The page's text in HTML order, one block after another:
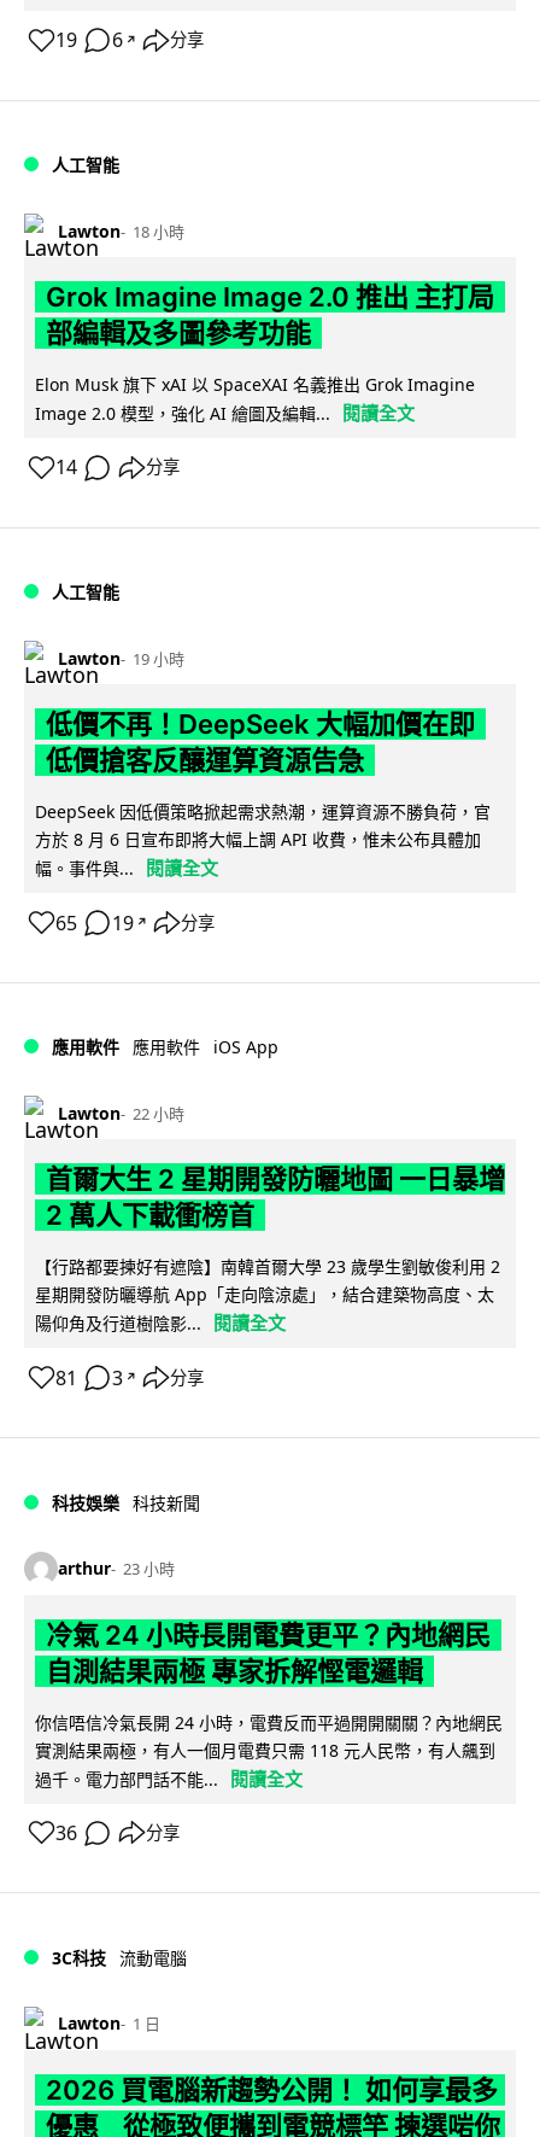
19 6 ↗ 分享
人工智能
Lawton 18 小時
Grok Imagine Image 2.0 推出 主打局
部編輯及多圖參考功能
Elon Musk 旗下 xAI 以 SpaceXAI 名義推出 Grok Imagine
Image 2.0 模型，強化 AI 繪圖及編輯...
閱讀全文
14 分享
人工智能
Lawton 19 小時
低價不再！DeepSeek 大幅加價在即
低價搶客反釀運算資源告急
DeepSeek 因低價策略掀起需求熱潮，運算資源不勝負荷，官
方於 8 月 6 日宣布即將大幅上調 API 收費，惟未公布具體加
幅。事件與...
閱讀全文
65 19 ↗ 分享
應用軟件 應用軟件 iOS App
Lawton 22 小時
首爾大生 2 星期開發防曬地圖 一日暴增
2 萬人下載衝榜首
【行路都要揀好有遮陰】南韓首爾大學 23 歲學生劉敏俊利用 2
星期開發防曬導航 App「走向陰涼處」，結合建築物高度、太
陽仰角及行道樹陰影...
閱讀全文
81 3 ↗ 分享
科技娛樂 科技新聞
arthur 23 小時
冷氣 24 小時長開電費更平？內地網民
自測結果兩極 專家拆解慳電邏輯
你信唔信冷氣長開 24 小時，電費反而平過開開關關？內地網民
實測結果兩極，有人一個月電費只需 118 元人民幣，有人飆到
過千。電力部門話不能...
閱讀全文
36 分享
3C科技 流動電腦
Lawton 1 日
2026 買電腦新趨勢公開！ 如何享最多
優惠 從極致便攜到電競標竿 揀選啱你